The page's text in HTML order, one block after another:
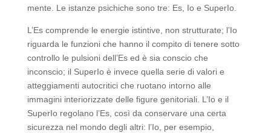
mente. Le istanze psichiche sono tre: Es, Io e SuperIo.
L’Es comprende le energie istintive, non strutturate; l’Io
riguarda le funzioni che hanno il compito di tenere sotto
controllo le pulsioni dell’Es ed è sia conscio che
inconscio; il SuperIo è invece quella serie di valori e
atteggiamenti autocritici che ruotano intorno alle
immagini interiorizzate delle figure genitoriali. L’Io e il
SuperIo regolano l’Es, così da conservare una certa
sicurezza nel mondo degli altri: l’Io, per esempio,